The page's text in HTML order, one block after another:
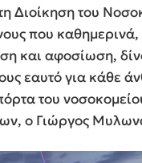
Διοίκηση του
που
και αφοσίωση,
εαυτό για κάθε
του
ο Γιώργος